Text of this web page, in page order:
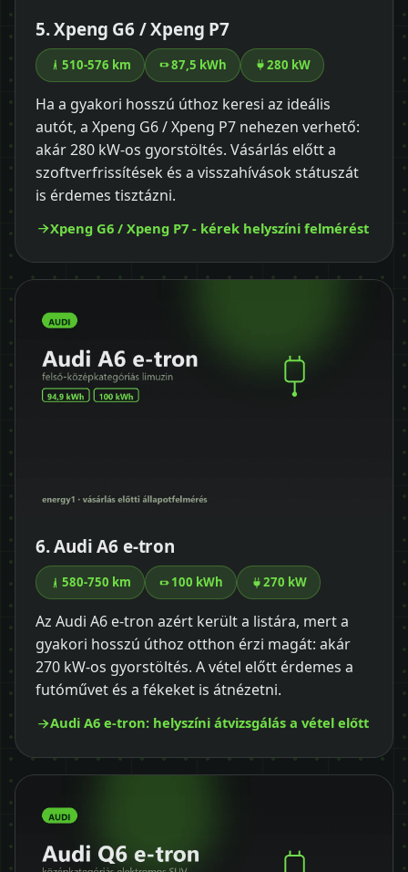
5. Xpeng G6 / Xpeng P7
510-576 km 87,5 kWh 280 kW
Ha a gyakori hosszú úthoz keresi az ideális
autót, a Xpeng G6 / Xpeng P7 nehezen verhető:
akár 280 kW-os gyorstöltés. Vásárlás előtt a
szoftverfrissítések és a visszahívások státuszát
is érdemes tisztázni.
Xpeng G6 / Xpeng P7 - kérek helyszíni felmérést
6. Audi A6 e-tron
580-750 km 100 kWh 270 kW
Az Audi A6 e-tron azért került a listára, mert a
gyakori hosszú úthoz otthon érzi magát: akár
270 kW-os gyorstöltés. A vétel előtt érdemes a
futóművet és a fékeket is átnézetni.
Audi A6 e-tron: helyszíni átvizsgálás a vétel előtt